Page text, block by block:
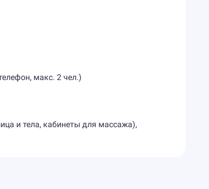
макс. 2 чел.)
и тела, кабинеты для массажа),